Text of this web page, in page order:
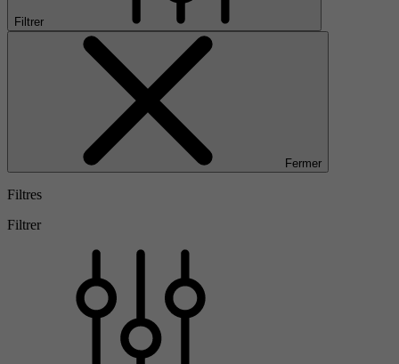
Filtrer
Fermer
Filtres
Filtrer